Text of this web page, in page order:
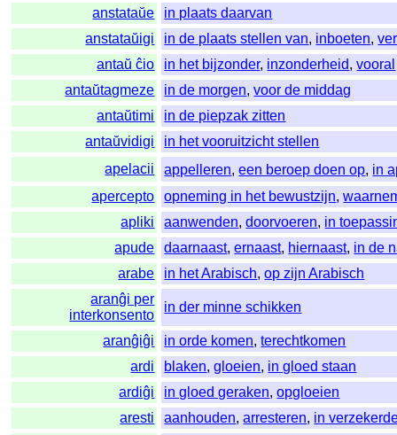
anstataŭe
in plaats daarvan
anstataŭigi
in de plaats stellen van, inboeten,
antaŭ ĉio
in het bijzonder, inzonderheid,vooral
antaŭtagmeze
in de morgen,voor de middag
antaŭtimi
in de piepzak zitten
antaŭvidigi
in het vooruitzicht stellen
apelacii
appelleren,een beroep doen op, in
apercepto
opneming in het bewustzijn,
apliki
aanwenden,doorvoeren, in
apude
daarnaast,ernaast, hiernaast, in de
arabe
in het Arabisch,op zijn Arabisch
aranĝi per
interkonsento
in der minne schikken
aranĝiĝi in orde komen,terechtkomen
ardi
blaken,gloeien, in gloed staan
ardiĝi
in gloed geraken,opgloeien
aresti
aanhouden,arresteren, in